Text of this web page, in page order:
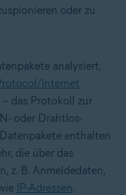
oder zu
analysiert,
Internet
das Protokoll zur
oder Drahtlos-
enthalten
die über das
z. B. Anmeldedaten,
IP-Adressen .